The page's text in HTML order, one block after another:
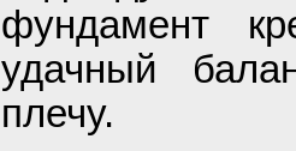
фундамент
удачный
плечу.